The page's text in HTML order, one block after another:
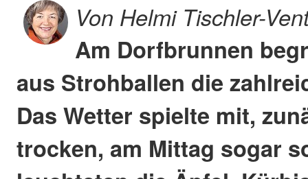
Von Helmi Tischler-
Am Dorfbrunnen
aus Strohballen die
Das Wetter spielte mit,
trocken, am Mittag sogar